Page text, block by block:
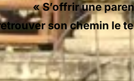
« S’offrir une
son chemin le